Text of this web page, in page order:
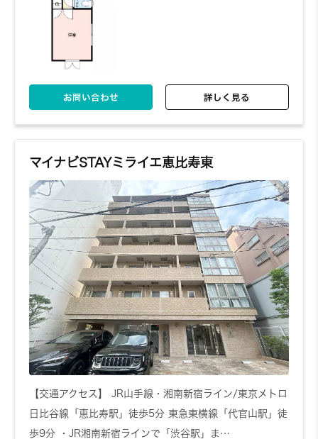
お問い合わせ 詳しく見る
マイナビSTAYミライエ恵比寿東
【交通アクセス】 JR山手線・湘南新宿ライン/東京メトロ
日比谷線「恵比寿駅」徒歩5分 東急東横線「代官山駅」徒
歩9分 ・JR湘南新宿ラインで「渋谷駅」ま…